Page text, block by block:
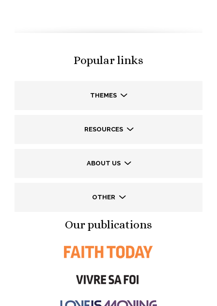
Popular links
THEMES
RESOURCES
ABOUT US
OTHER
Our publications